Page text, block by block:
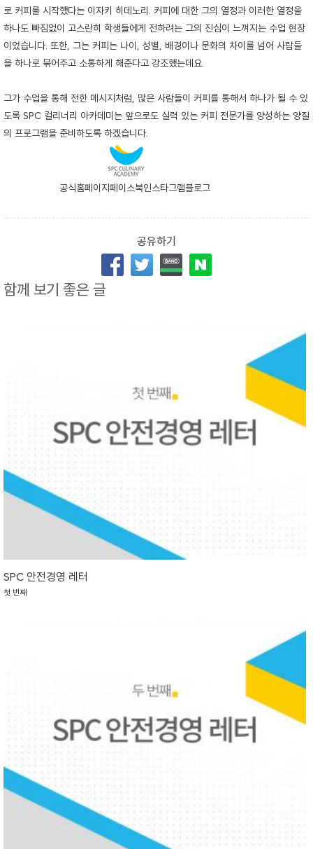
로 커피를 시작했다는 이자키 히데노리. 커피에 대한 그의 열정과 이러한 열정을
하나도 빠짐없이 고스란히 학생들에게 전하려는 그의 진심이 느껴지는 수업 현장
이었습니다. 또한, 그는 커피는 나이, 성별, 배경이나 문화의 차이를 넘어 사람들
을 하나로 묶어주고 소통하게 해준다고 강조했는데요.
그가 수업을 통해 전한 메시지처럼, 많은 사람들이 커피를 통해서 하나가 될 수 있
도록 SPC 컬리너리 아카데미는 앞으로도 실력 있는 커피 전문가를 양성하는 양질
의 프로그램을 준비하도록 하겠습니다.
공식홈페이지페이스북인스타그램블로그
함께 보기 좋은 글
SPC 안전경영 레터
첫 번째